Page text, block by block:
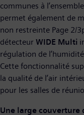
communes à
permet également de
non restreinte Page 2/
détecteur WIDE Multi
régulation de
Cette fonctionnalité
la qualité de l’air
pour les salles de
Une large couverture